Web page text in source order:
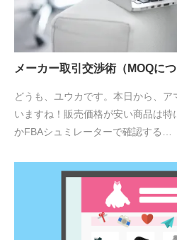
メーカー取引交渉術（MOQにつ
どうも、ユウカです。本日から、
いますね！販売価格が安い商品は特
かFBAシュミレーターで確認する…